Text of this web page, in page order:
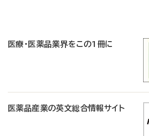
医療・医薬品業界をこの1冊に
医薬品産業の英文総合情報サイト